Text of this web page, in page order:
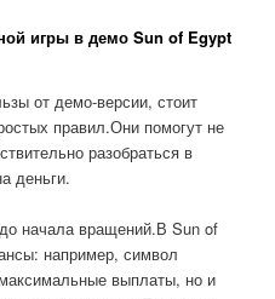
игры в демо Sun of Egypt
от демо-версии, стоит
правил.Они помогут не
разобраться в
деньги.
начала вращений.В Sun of
например, символ
выплаты, но и